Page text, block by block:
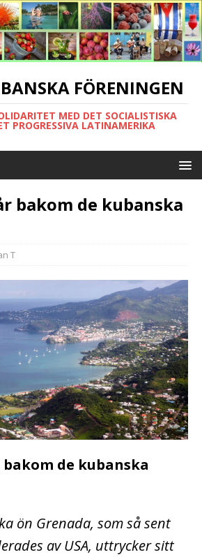
FÖRENINGEN
MED DET SOCIALISTISKA
PROGRESSIVA LATINAMERIKA
bakom de kubanska
T
de kubanska
ön Grenada, som så sent
av USA, uttrycker sitt